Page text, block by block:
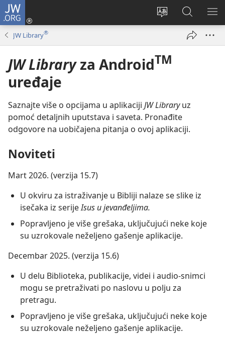
JW.ORG
Promeni
Prijava
(otvara
Pretraga
sajta
JW.ORG
JW Library®
JW Libraryza AndroidTM
uređaje
Saznajte više o opcijama u aplikaciji JW Libraryuz
pomoć detaljnih uputstava i saveta. Pronađite
odgovore na uobičajena pitanja o ovoj aplikaciji.
Noviteti
Mart 2026. (verzija 15.7)
U okviru za istraživanje u Bibliji nalaze se slike iz
isečaka iz serijeIsus u jevanđeljima.
Popravljeno je više grešaka, uključujući neke koje
su uzrokovale neželjeno gašenje aplikacije.
Decembar 2025. (verzija 15.6)
U delu Biblioteka, publikacije, videi i audio-snimci
mogu se pretraživati po naslovu u polju za
pretragu.
Popravljeno je više grešaka, uključujući neke koje
su uzrokovale neželjeno gašenje aplikacije.